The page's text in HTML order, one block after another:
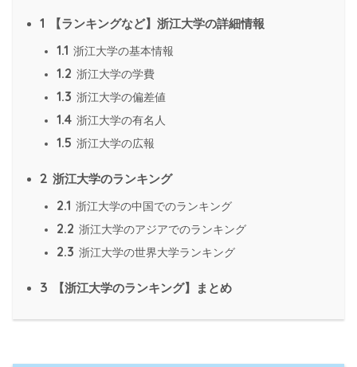
1 【ランキングなど】浙江大学の詳細情報
1.1 浙江大学の基本情報
1.2 浙江大学の学費
1.3 浙江大学の偏差値
1.4 浙江大学の有名人
1.5 浙江大学の広報
2 浙江大学のランキング
2.1 浙江大学の中国でのランキング
2.2 浙江大学のアジアでのランキング
2.3 浙江大学の世界大学ランキング
3 【浙江大学のランキング】まとめ